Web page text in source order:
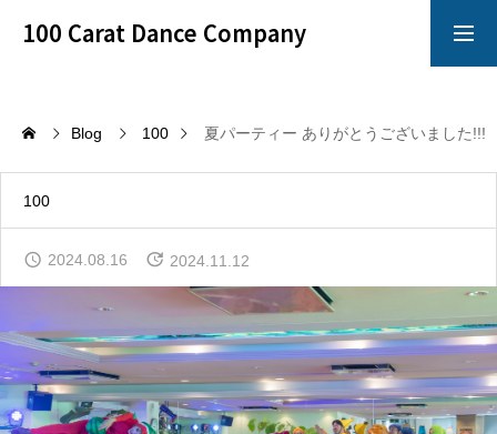
100 Carat Dance Company
Top
レッスン
イベント
100 Carat のイベントは別格!!!
Blog 100 夏パーティー ありがとうございました!!!
100
2024.08.16 2024.11.12